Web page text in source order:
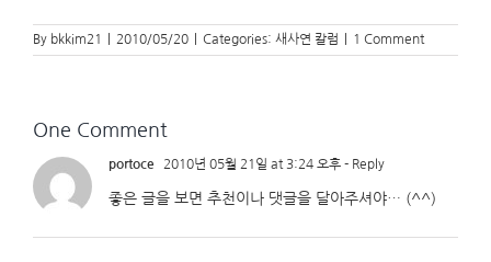
By bkkim21 2010/05/20 Categories: 새사연 칼럼 1 Comment
One Comment
portoce 2010년 05월 21일 at 3:24 오후 - Reply
좋은 글을 보면 추천이나 댓글을 달아주셔야… (^^)